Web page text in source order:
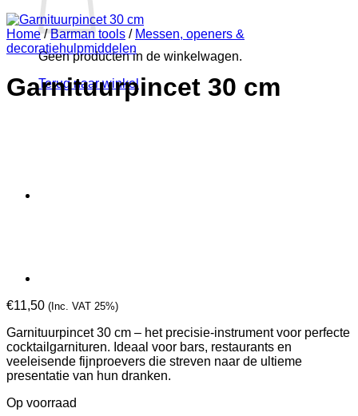
Geen producten in de winkelwagen.
Terug naar winkel
Home / Barman tools / Messen, openers &
decoratiehulpmiddelen
Garnituurpincet 30 cm
€11,50 (Inc. VAT 25%)
Garnituurpincet 30 cm – het precisie-instrument voor perfecte
cocktailgarnituren. Ideaal voor bars, restaurants en
veeleisende fijnproevers die streven naar de ultieme
presentatie van hun dranken.
Op voorraad